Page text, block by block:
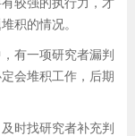
较强的执行力，才
积的情况。
有一项研究者漏判
会堆积工作，后期
时找研究者补充判